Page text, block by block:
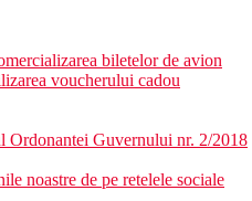
central)
biletelor de avion
voucherului cadou
Ordonantei Guvernului nr. 2/2018
noastre de pe retelele sociale